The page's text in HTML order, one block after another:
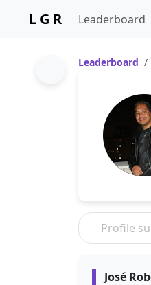
L G R Leaderboard
Leaderboard
José